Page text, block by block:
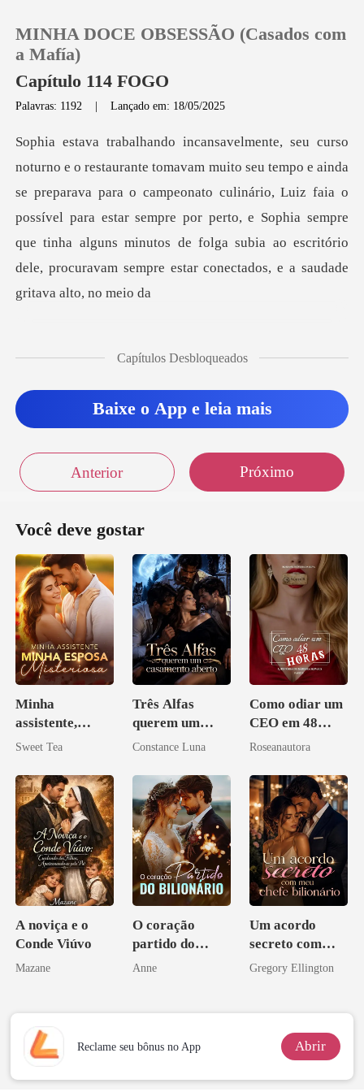
Loja
Histórico
MINHA DOCE OBSESSÃO (Casados com
a Mafía)
Capítulo 114 FOGO
Palavras: 1192 |Lançado em: 18/05/2025
arava para o campeonato culinário, Luiz faia o
possível para estar sempre por perto, e Sophia sempre
que tinha algun
Capítulos Desbloqueados
Baixe o App e leia mais
Anterior Próximo
Você deve gostar
Minha
assistente,
minha esposa
Sweet Tea
Três Alfas
querem um
casamento
Constance Luna
Como odiar um
CEO em 48
horas
Roseanautora
A noviça e o
Conde Viúvo
Mazane
O coração
partido do
bilionário
Anne
Um acordo
secreto com
meu chefe
Gregory Ellington
Reclame seu bônus no App Abrir